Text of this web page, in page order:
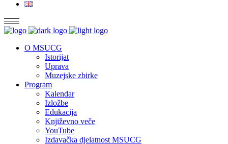
O MSUCG
Istorijat
Uprava
Muzejske zbirke
Program
Kalendar
Izložbe
Edukacija
Književno veče
YouTube
Izdavačka djelatnost MSUCG